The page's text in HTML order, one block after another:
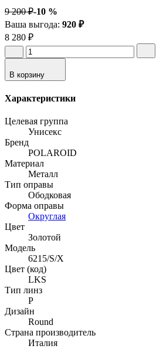
9 200 ₽-10 %
Ваша выгода: 920 ₽
8 280 ₽
В корзину
Характеристики
Целевая группа
Унисекс
Бренд
POLAROID
Материал
Металл
Тип оправы
Ободковая
Форма оправы
Округлая
Цвет
Золотой
Модель
6215/S/X
Цвет (код)
LKS
Тип линз
P
Дизайн
Round
Страна производитель
Италия